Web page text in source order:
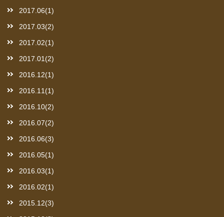
2017.06(1)
2017.03(2)
2017.02(1)
2017.01(2)
2016.12(1)
2016.11(1)
2016.10(2)
2016.07(2)
2016.06(3)
2016.05(1)
2016.03(1)
2016.02(1)
2015.12(3)